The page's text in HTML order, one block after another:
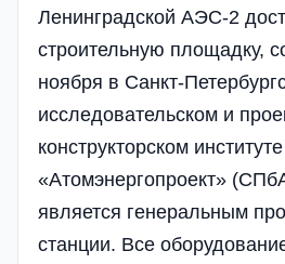
Ленинградской АЭС-2
строительную площадку,
ноября в Санкт-
исследовательском и
конструкторском институте
«Атомэнергопроект»
является генеральным
станции. Все